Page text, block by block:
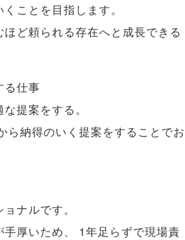
ことを目指します。
ほど頼られる存在へと成長できる
る仕事
な提案をする。
ら納得のいく提案をすることでお
ョナルです。
手厚いため、
1年足らずで現場責